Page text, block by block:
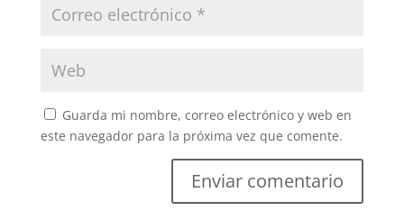
Guarda mi nombre, correo electrónico y web en
este navegador para la próxima vez que comente.